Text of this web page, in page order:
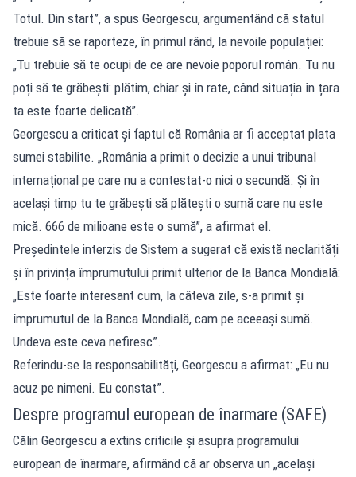
Totul. Din start”, a spus Georgescu, argumentând că statul
trebuie să se raporteze, în primul rând, la nevoile populației:
„Tu trebuie să te ocupi de ce are nevoie poporul român. Tu nu
poți să te grăbești: plătim, chiar și în rate, când situația în țara
ta este foarte delicată”.
Georgescu a criticat și faptul că România ar fi acceptat plata
sumei stabilite. „România a primit o decizie a unui tribunal
internațional pe care nu a contestat-o nici o secundă. Și în
același timp tu te grăbești să plătești o sumă care nu este
mică. 666 de milioane este o sumă”, a afirmat el.
Președintele interzis de Sistem a sugerat că există neclarități
și în privința împrumutului primit ulterior de la Banca Mondială:
„Este foarte interesant cum, la câteva zile, s-a primit și
împrumutul de la Banca Mondială, cam pe aceeași sumă.
Undeva este ceva nefiresc”.
Referindu-se la responsabilități, Georgescu a afirmat: „Eu nu
acuz pe nimeni. Eu constat”.
Despre programul european de înarmare (SAFE)
Călin Georgescu a extins criticile și asupra programului
european de înarmare, afirmând că ar observa un „același